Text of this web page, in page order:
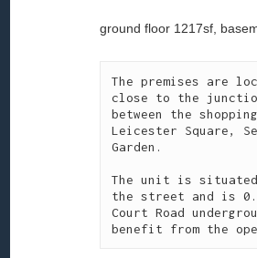
ground floor 1217sf,
The premises are
close to the
between the
Leicester Square,
Garden.
The unit is
the street and is
Court Road
benefit from the